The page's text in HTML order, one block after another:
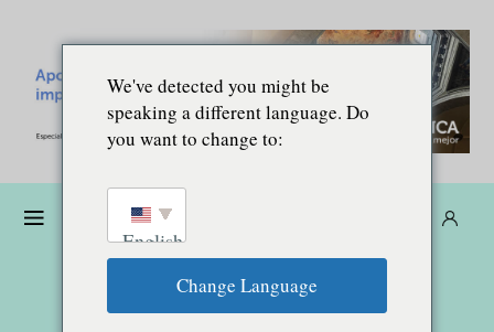
We've detected you might be
speaking a different language. Do
you want to change to:
English
Change Language